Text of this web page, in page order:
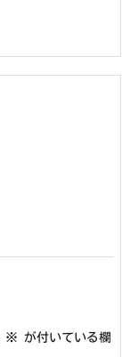
※ が付いている欄